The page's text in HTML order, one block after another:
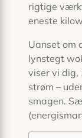
rigtige
eneste
Uanset om
lynstegt
viser vi dig,
strøm –
smagen.